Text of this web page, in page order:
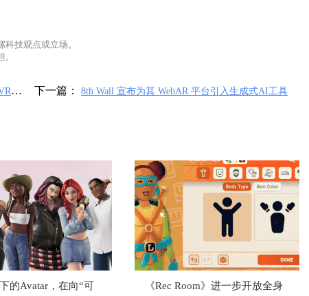
技观点或立场。
下一篇： 8th Wall 宣布为其 WebAR 平台引入生成式AI工具
的Avatar，在向“可
《Rec Room》进一步开放全身